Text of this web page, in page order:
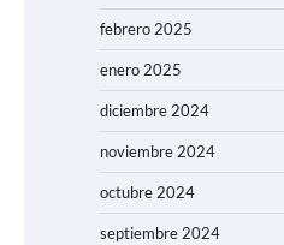
febrero 2025
enero 2025
diciembre 2024
noviembre 2024
octubre 2024
septiembre 2024